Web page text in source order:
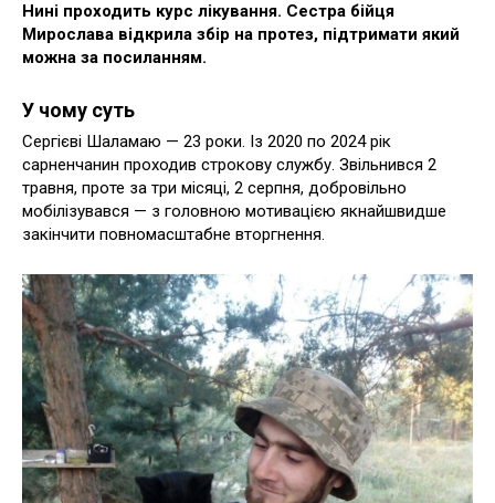
Нині проходить курс лікування. Сестра бійця
Мирослава відкрила збір на протез, підтримати який
можна за посиланням.
У чому суть
Сергієві Шаламаю — 23 роки. Із 2020 по 2024 рік
сарненчанин проходив строкову службу. Звільнився 2
травня, проте за три місяці, 2 серпня, добровільно
мобілізувався — з головною мотивацією якнайшвидше
закінчити повномасштабне вторгнення.